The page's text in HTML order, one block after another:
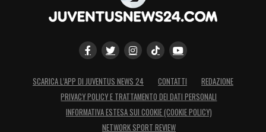
SCARICA L’APP DI JUVENTUS NEWS 24 CONTATTI
REDAZIONE
PRIVACY POLICY E TRATTAMENTO DEI DATI PERSONALI
INFORMATIVA ESTESA SUI COOKIE (COOKIE POLICY)
NETWORK SPORT REVIEW